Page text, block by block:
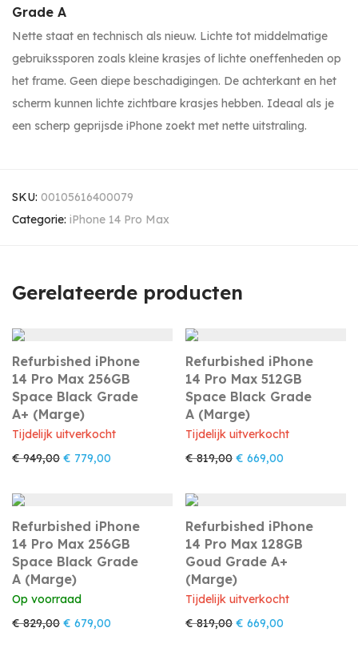
Grade A
Nette staat en technisch als nieuw. Lichte tot middelmatige
gebruikssporen zoals kleine krasjes of lichte oneffenheden op
het frame. Geen diepe beschadigingen. De achterkant en het
scherm kunnen lichte zichtbare krasjes hebben. Ideaal als je
een scherp geprijsde iPhone zoekt met nette uitstraling.
SKU: 00105616400079
Categorie: iPhone 14 Pro Max
Gerelateerde producten
Refurbished iPhone
14 Pro Max 256GB
Space Black Grade
A+ (Marge)
Tijdelijk uitverkocht
€949,00 Oorspronkelijke prijs was: € 949,00.
€ 779,00 Huidige prijs is: € 779,00.
Refurbished iPhone
14 Pro Max 512GB
Space Black Grade
A (Marge)
Tijdelijk uitverkocht
€819,00 Oorspronkelijke prijs
€ 669,00
Refurbished iPhone
14 Pro Max 256GB
Space Black Grade
A (Marge)
Op voorraad
€829,00 Oorspronkelijke prijs was: € 829,00.
€ 679,00 Huidige prijs is: € 679,00.
Refurbished iPhone
14 Pro Max 128GB
Goud Grade A+
(Marge)
Tijdelijk uitverkocht
€819,00 Oorspronkelijke prijs
€ 669,00